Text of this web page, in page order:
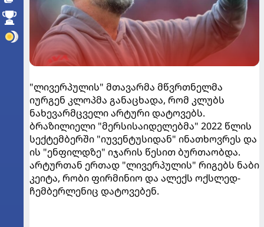
"ლივერპულის" მთავარმა მწვრთნელმა
იურგენ კლოპმა განაცხადა, რომ კლუბს
ნახევარმცველი არტური დატოვებს.
ბრაზილიელი "მერსისაიდელებმა" 2022 წლის
სექტემბერში "იუვენტუსიდან" ინათხოვრეს და
ის "ენფილდზე" იჯარის წესით ბურთაობდა.
არტურთან ერთად "ლივერპულის" რიგებს ნაბი
კეიტა, რობი ფირმინიო და ალექს ოქსლედ-
ჩემბერლენიც დატოვებენ.